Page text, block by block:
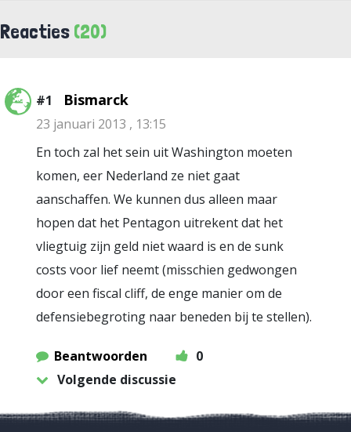
Reacties (20)
#1 Bismarck
23 januari 2013 , 13:15
En toch zal het sein uit Washington moeten
komen, eer Nederland ze niet gaat
aanschaffen. We kunnen dus alleen maar
hopen dat het Pentagon uitrekent dat het
vliegtuig zijn geld niet waard is en de sunk
costs voor lief neemt (misschien gedwongen
door een fiscal cliff, de enge manier om de
defensiebegroting naar beneden bij te stellen).
Beantwoorden
0
Volgende discussie